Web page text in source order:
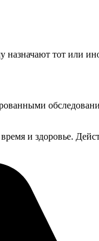
назначают тот или
и здоровье.